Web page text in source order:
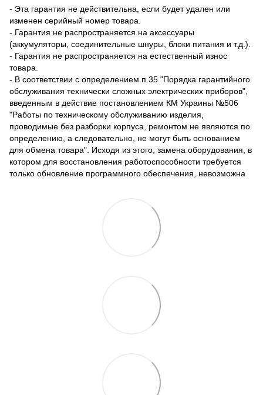
- Эта гарантия не действительна, если будет удален или
изменен серийный номер товара.
- Гарантия не распространяется на аксессуары
(аккумуляторы, соединительные шнуры, блоки питания и т.д.).
- Гарантия не распространяется на естественный износ
товара.
- В соответствии с определением п.35 "Порядка гарантийного
обслуживания технически сложных электрических приборов",
введенным в действие постановлением КМ Украины №506
"Работы по техническому обслуживанию изделия,
проводимые без разборки корпуса, ремонтом не являются по
определению, а следовательно, не могут быть основанием
для обмена товара". Исходя из этого, замена оборудования, в
котором для восстановления работоспособности требуется
только обновление программного обеспечения, невозможна